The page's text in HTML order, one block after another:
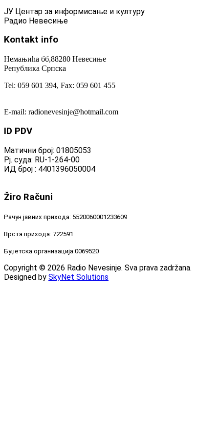
ЈУ Центар за информисање и културу
Радио Невесиње
Kontakt info
Немањића бб,88280 Невесиње
Република Српска
Tel: 059 601 394, Fax: 059 601 455
E-mail: radionevesinje@hotmail.com
ID PDV
Матични број: 01805053
Рј. суда: RU-1-264-00
ИД број : 4401396050004
Žiro Računi
Рачун јавних прихода: 5520060001233609
Врста прихода: 722591
Буџетска организација:0069520
Copyright © 2026 Radio Nevesinje. Sva prava zadržana.
Designed by SkyNet Solutions